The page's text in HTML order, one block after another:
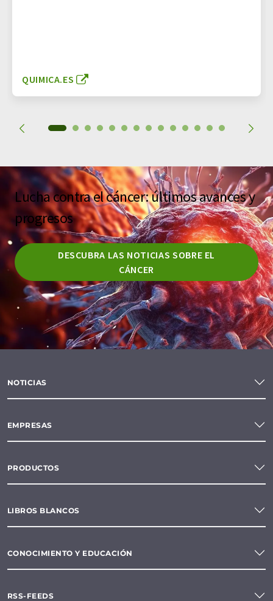
QUIMICA.ES
Lucha contra el cáncer: últimos avances y
progresos
DESCUBRA LAS NOTICIAS SOBRE EL
CÁNCER
NOTICIAS
EMPRESAS
PRODUCTOS
LIBROS BLANCOS
CONOCIMIENTO Y EDUCACIÓN
RSS-FEEDS